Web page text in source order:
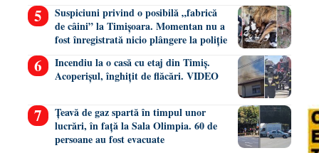
Suspiciuni privind o posibilă „fabrică
de câini” la Timișoara. Momentan nu a
fost înregistrată nicio plângere la poliție
Incendiu la o casă cu etaj din Timiș.
Acoperișul, înghițit de flăcări. VIDEO
Țeavă de gaz spartă în timpul unor
lucrări, în față la Sala Olimpia. 60 de
persoane au fost evacuate